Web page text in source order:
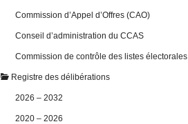
Commission d’Appel d’Offres (CAO)
Conseil d’administration du CCAS
Commission de contrôle des listes électorales
Registre des délibérations
2026 – 2032
2020 – 2026